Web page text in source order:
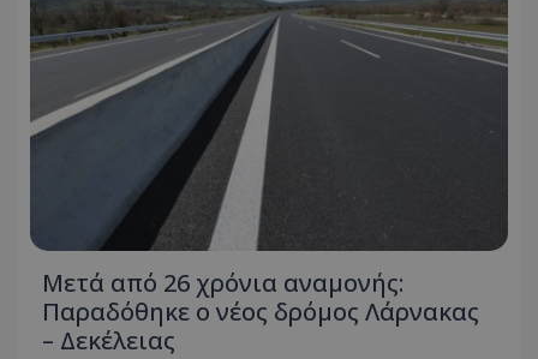
Μετά από 26 χρόνια αναμονής:
Παραδόθηκε ο νέος δρόμος Λάρνακας
– Δεκέλειας